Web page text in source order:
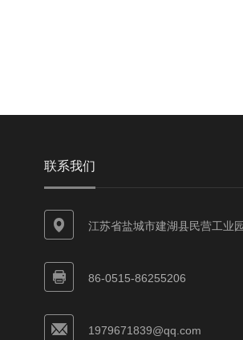
联系我们
江苏省盐城市建湖县民营工业
86-0515-86255206
1979671839@qq.com